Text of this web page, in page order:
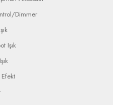
Dimmer
Işık